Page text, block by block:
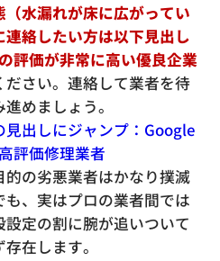
（水漏れが床に広がってい
絡したい方は以下見出し
評価が非常に高い優良企業
ださい。連絡して業者を待
めましょう。
出しにジャンプ：Google
評価修理業者
の劣悪業者はかなり撲滅
、実はプロの業者間では
定の割に腕が追いついて
在します。